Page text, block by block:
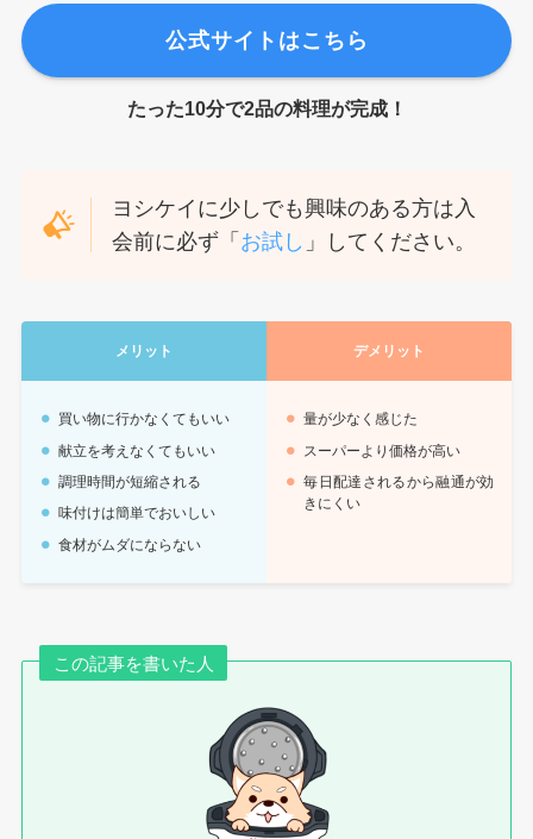
公式サイトはこちら
たった10分で2品の料理が完成！
ヨシケイに少しでも興味のある方は入
会前に必ず「 お試し 」してください。
メリット デメリット
買い物に行かなくてもいい
献立を考えなくてもいい
調理時間が短縮される
味付けは簡単でおいしい
食材がムダにならない
量が少なく感じた
スーパーより価格が高い
毎日配達されるから融通が効
きにくい
この記事を書いた人